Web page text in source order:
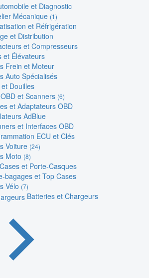
et Diagnostic
Mécanique (1)
et Réfrigération
et Distribution
et Compresseurs
et Élévateurs
Frein et Moteur
Auto Spécialisés
Douilles
et Scanners (6)
et Adaptateurs OBD
AdBlue
et Interfaces OBD
ECU et Clés
Voiture (24)
Moto (8)
et Porte-Casques
bagages et Top Cases
Vélo (7)
Batteries et Chargeurs